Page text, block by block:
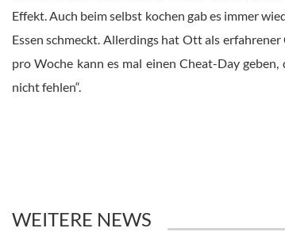
Effekt. Auch beim selbst kochen gab es immer
Essen schmeckt. Allerdings hat Ott als
pro Woche kann es mal einen Cheat-Day
nicht fehlen“.
WEITERE NEWS